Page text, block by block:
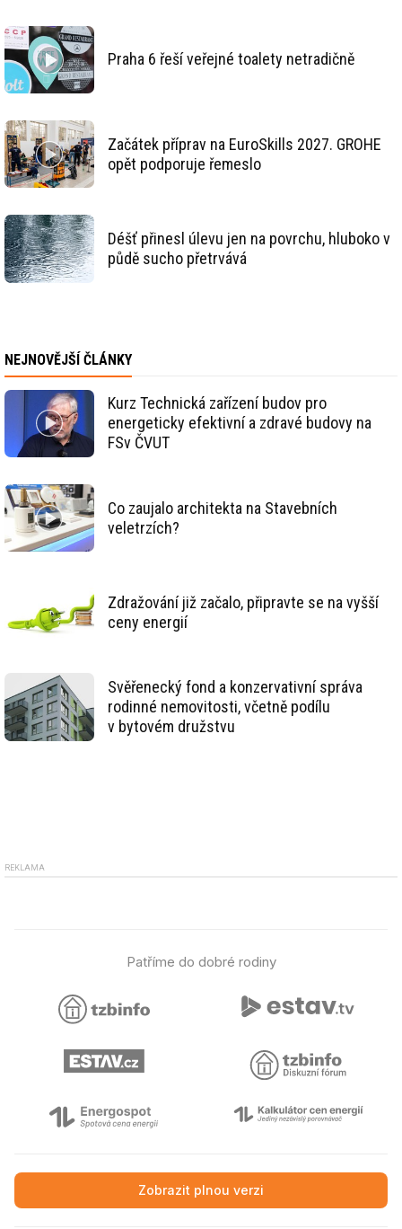
Praha 6 řeší veřejné toalety netradičně
Začátek příprav na EuroSkills 2027. GROHE
opět podporuje řemeslo
Déšť přinesl úlevu jen na povrchu, hluboko v
půdě sucho přetrvává
NEJNOVĚJŠÍ ČLÁNKY
Kurz Technická zařízení budov pro
energeticky efektivní a zdravé budovy na
FSv ČVUT
Co zaujalo architekta na Stavebních
veletrzích?
Zdražování již začalo, připravte se na vyšší
ceny energií
Svěřenecký fond a konzervativní správa
rodinné nemovitosti, včetně podílu
v bytovém družstvu
REKLAMA
Patříme do dobré rodiny
Zobrazit plnou verzi